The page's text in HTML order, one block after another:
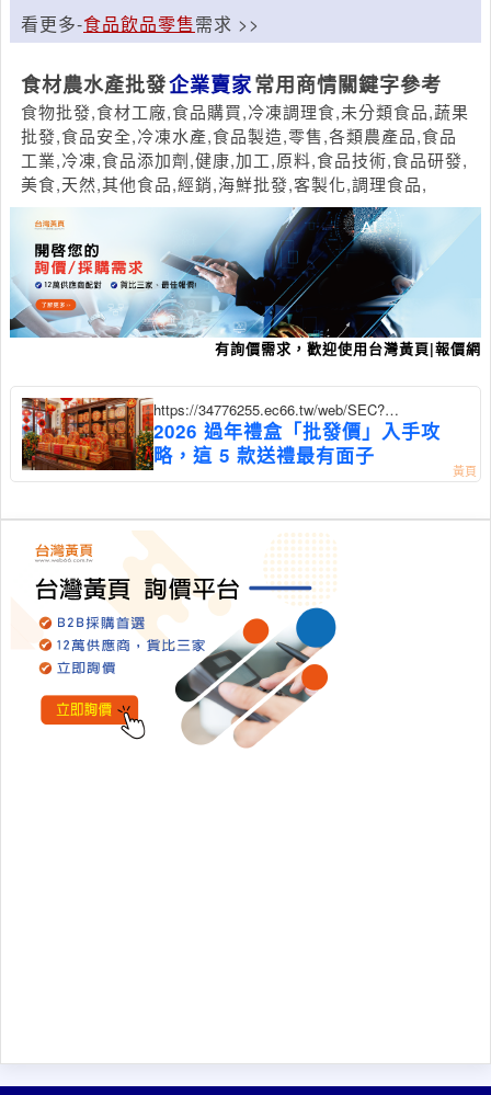
看更多-食品飲品零售需求 >>
食材農水產批發企業賣家常用商情關鍵字參考
食物批發,食材工廠,食品購買,冷凍調理食,未分類食品,蔬果
批發,食品安全,冷凍水產,食品製造,零售,各類農產品,食品
工業,冷凍,食品添加劑,健康,加工,原料,食品技術,食品研發,
美食,天然,其他食品,經銷,海鮮批發,客製化,調理食品,
有詢價需求，歡迎使用台灣黃頁|報價網
https://34776255.ec66.tw/web/SEC?
postId=1352587
2026 過年禮盒「批發價」入手攻
略，這 5 款送禮最有面子